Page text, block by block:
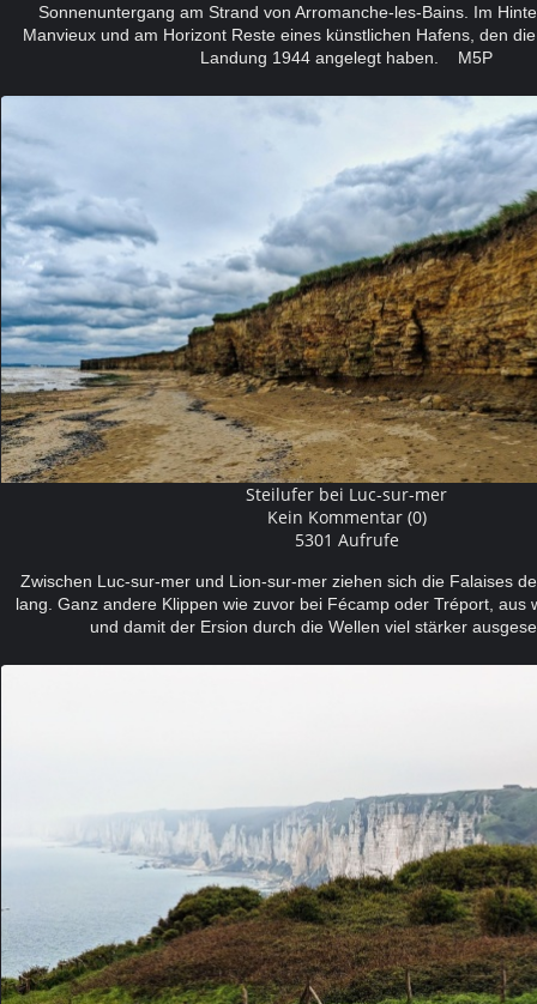
Sonnenuntergang am Strand von Arromanche-les-Bains. Im
Manvieux und am Horizont Reste eines künstlichen Hafens, den
Landung 1944 angelegt haben. M5P
Steilufer bei Luc-sur-mer
Kein Kommentar (0)
5301 Aufrufe
Zwischen Luc-sur-mer und Lion-sur-mer ziehen sich die Falaises
lang. Ganz andere Klippen wie zuvor bei Fécamp oder Tréport, aus
und damit der Ersion durch die Wellen viel stärker